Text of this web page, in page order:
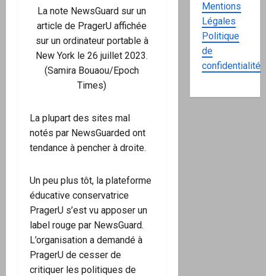
La note NewsGuard sur un
article de PragerU affichée
sur un ordinateur portable à
New York le 26 juillet 2023.
(Samira Bouaou/Epoch
Times)
La plupart des sites mal
notés par NewsGuarded ont
tendance à pencher à droite.
Un peu plus tôt, la plateforme
éducative conservatrice
PragerU s’est vu apposer un
label rouge par NewsGuard.
L’organisation a demandé à
PragerU de cesser de
critiquer les politiques de
Mentions
Légales
Politique
de
confidentialité